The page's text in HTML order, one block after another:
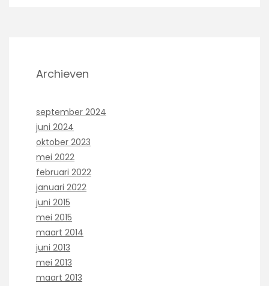
Archieven
september 2024
juni 2024
oktober 2023
mei 2022
februari 2022
januari 2022
juni 2015
mei 2015
maart 2014
juni 2013
mei 2013
maart 2013